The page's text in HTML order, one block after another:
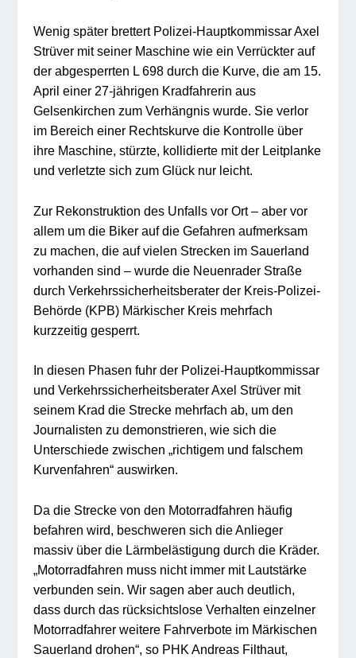
Wenig später brettert Polizei-Hauptkommissar Axel
Strüver mit seiner Maschine wie ein Verrückter auf
der abgesperrten L 698 durch die Kurve, die am 15.
April einer 27-jährigen Kradfahrerin aus
Gelsenkirchen zum Verhängnis wurde. Sie verlor
im Bereich einer Rechtskurve die Kontrolle über
ihre Maschine, stürzte, kollidierte mit der Leitplanke
und verletzte sich zum Glück nur leicht.
Zur Rekonstruktion des Unfalls vor Ort – aber vor
allem um die Biker auf die Gefahren aufmerksam
zu machen, die auf vielen Strecken im Sauerland
vorhanden sind – wurde die Neuenrader Straße
durch Verkehrssicherheitsberater der Kreis-Polizei-
Behörde (KPB) Märkischer Kreis mehrfach
kurzzeitig gesperrt.
In diesen Phasen fuhr der Polizei-Hauptkommissar
und Verkehrssicherheitsberater Axel Strüver mit
seinem Krad die Strecke mehrfach ab, um den
Journalisten zu demonstrieren, wie sich die
Unterschiede zwischen „richtigem und falschem
Kurvenfahren“ auswirken.
Da die Strecke von den Motorradfahren häufig
befahren wird, beschweren sich die Anlieger
massiv über die Lärmbelästigung durch die Kräder.
„Motorradfahren muss nicht immer mit Lautstärke
verbunden sein. Wir sagen aber auch deutlich,
dass durch das rücksichtslose Verhalten einzelner
Motorradfahrer weitere Fahrverbote im Märkischen
Sauerland drohen“, so PHK Andreas Filthaut,